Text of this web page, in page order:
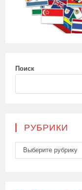
Поиск
РУБРИКИ
Рубрики
Выберите рубрику